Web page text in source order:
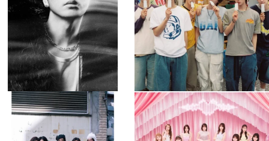
510 0 6 0
musicjapantv
💡8月特番放送決定！
8月 4
musicjapantv
💡8月特番放送決定！
...
8月 4